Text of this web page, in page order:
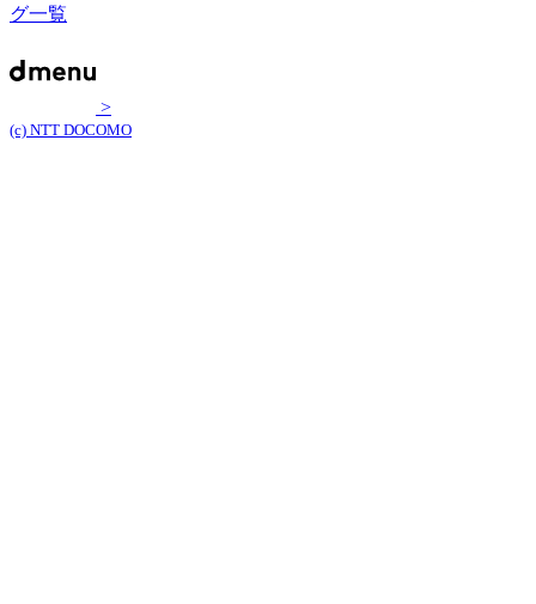
グ一覧
>
(c) NTT DOCOMO